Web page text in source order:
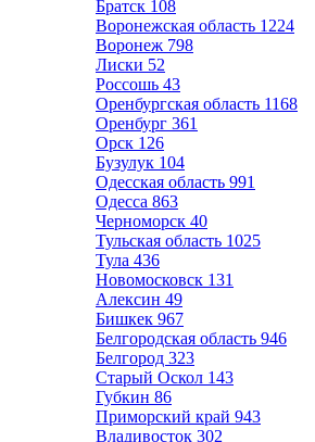
Братск 108
Воронежская область 1224
Воронеж 798
Лиски 52
Россошь 43
Оренбургская область 1168
Оренбург 361
Орск 126
Бузулук 104
Одесская область 991
Одесса 863
Черноморск 40
Тульская область 1025
Тула 436
Новомосковск 131
Алексин 49
Бишкек 967
Белгородская область 946
Белгород 323
Старый Оскол 143
Губкин 86
Приморский край 943
Владивосток 302